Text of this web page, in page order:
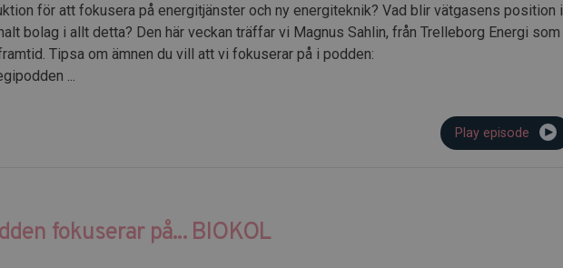
för att fokusera på energitjänster och ny energiteknik? Vad blir vätgasens position i
bolag i allt detta? Den här veckan träffar vi Magnus Sahlin, från Trelleborg Energi som
Tipsa om ämnen du vill att vi fokuserar på i podden:
...
Play episode
fokuserar på... BIOKOL